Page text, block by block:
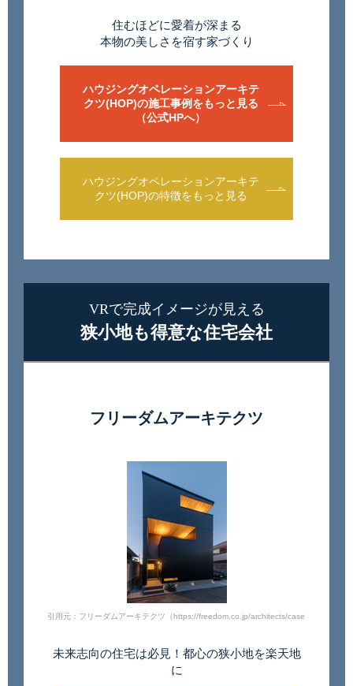
住むほどに愛着が深まる
本物の美しさを宿す家づくり
ハウジングオペレーションアーキテ
クツ(HOP)の施工事例をもっと見る
（公式HPへ）
ハウジングオペレーションアーキテ
クツ(HOP)の特徴をもっと見る
VRで完成イメージが見える
狭小地も得意な住宅会社
フリーダムアーキテクツ
引用元：フリーダムアーキテクツ（https://freedom.co.jp/architects/case720/）
未来志向の住宅は必見！ 都心の狭小地を楽天地
に